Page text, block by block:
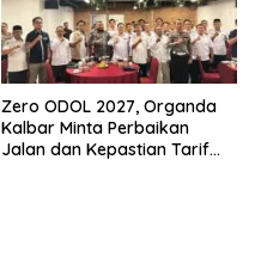
Zero ODOL 2027, Organda
Kalbar Minta Perbaikan
Jalan dan Kepastian Tarif